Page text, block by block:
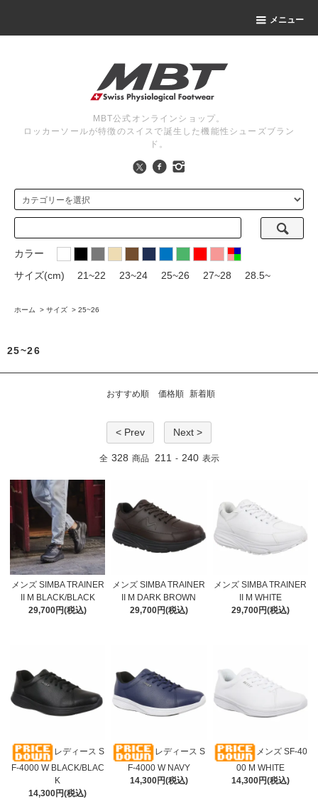
メニュー
MBT公式オンラインショップ。
ロッカーソールが特徴のスイスで誕生した機能性シューズブラン
ド。
カラー
サイズ(cm)
21~22 23~24 25~26 27~28 28.5~
ホーム > サイズ > 25~26
25~26
おすすめ順 価格順 新着順
< Prev Next >
全 328 商品 211 - 240 表示
メンズ SIMBA TRAINER
II M BLACK/BLACK
29,700円(税込)
メンズ SIMBA TRAINER
II M DARK BROWN
29,700円(税込)
メンズ SIMBA TRAINER
II M WHITE
29,700円(税込)
レディース S
F-4000 W BLACK/BLAC
K
14,300円(税込)
レディース S
F-4000 W NAVY
14,300円(税込)
メンズ SF-40
00 M WHITE
14,300円(税込)